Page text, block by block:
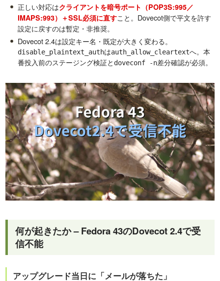
正しい対応はクライアントを暗号ポート（POP3S:995／
IMAPS:993）＋SSL必須に直すこと。Dovecot側で平文を許す
設定に戻すのは暫定・非推奨。
Dovecot 2.4は設定キー名・既定が大きく変わる。
disable_plaintext_authはauth_allow_cleartextへ。本
番投入前のステージング検証と doveconf -n差分確認が必須。
何が起きたか – Fedora 43のDovecot 2.4で受
信不能
アップグレード当日に「メールが落ちた」